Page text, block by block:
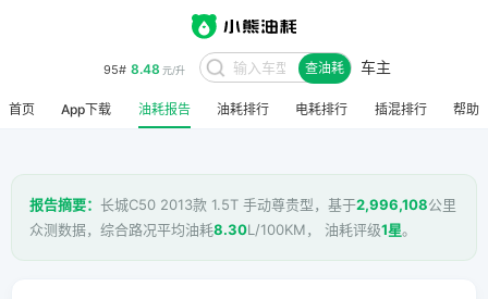
95# 8.48 元/升 查油耗 车主
首页 App下载 油耗报告 油耗排行 电耗排行 插混排行 帮助
报告摘要： 长城C50 2013款 1.5T 手动尊贵型，基于2,996,108公里
众测数据，综合路况平均油耗8.30L/100KM， 油耗评级1星。